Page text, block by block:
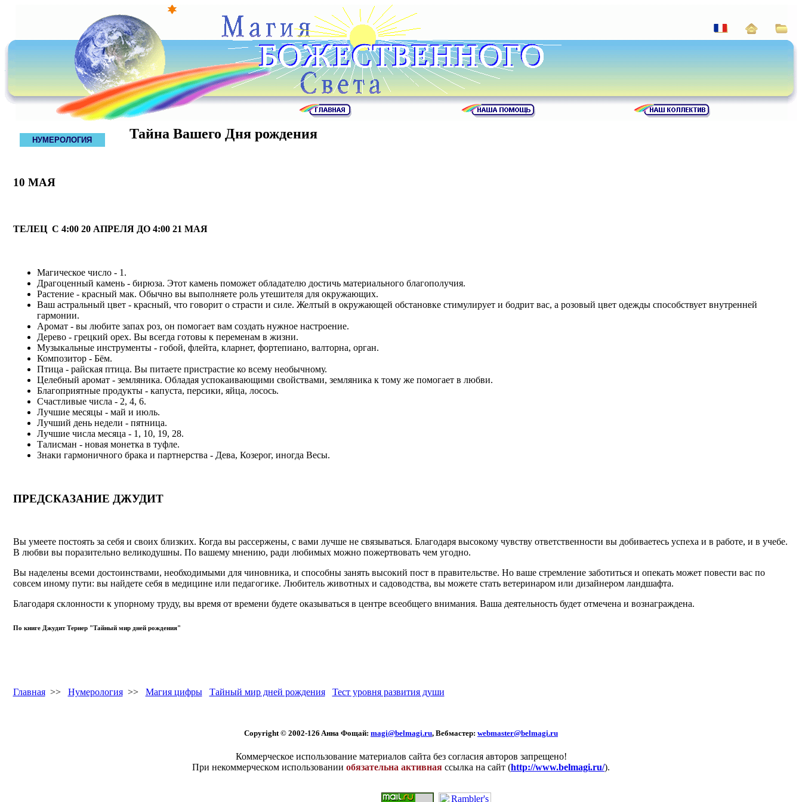
НУМЕРОЛОГИЯ Тайна Вашего Дня рождения
10 МАЯ
ТЕЛЕЦ С 4:00 20 АПРЕЛЯ ДО 4:00 21 МАЯ
Магическое число - 1.
Драгоценный камень - бирюза. Этот камень поможет обладателю достичь материального благополучия.
Растение - красный мак. Обычно вы выполняете роль утешителя для окружающих.
Ваш астральный цвет - красный, что говорит о страсти и силе. Желтый в окружающей обстановке стимулирует и бодрит вас, а розовый цвет одежды способствует внутренней
гармонии.
Аромат - вы любите запах роз, он помогает вам создать нужное настроение.
Дерево - грецкий орех. Вы всегда готовы к переменам в жизни.
Музыкальные инструменты - гобой, флейта, кларнет, фортепиано, валторна, орган.
Композитор - Бём.
Птица - райская птица. Вы питаете пристрастие ко всему необычному.
Целебный аромат - земляника. Обладая успокаивающими свойствами, земляника к тому же помогает в любви.
Благоприятные продукты - капуста, персики, яйца, лосось.
Счастливые числа - 2, 4, 6.
Лучшие месяцы - май и июль.
Лучший день недели - пятница.
Лучшие числа месяца - 1, 10, 19, 28.
Талисман - новая монетка в туфле.
Знаки гармоничного брака и партнерства - Дева, Козерог, иногда Весы.
ПРЕДСКАЗАНИЕ ДЖУДИТ
Вы умеете постоять за себя и своих близких. Когда вы рассержены, с вами лучше не связываться. Благодаря высокому чувству ответственности вы добиваетесь успеха и в работе, и в учебе.
В любви вы поразительно великодушны. По вашему мнению, ради любимых можно пожертвовать чем угодно.
Вы наделены всеми достоинствами, необходимыми для чиновника, и способны занять высокий пост в правительстве. Но ваше стремление заботиться и опекать может повести вас по
совсем иному пути: вы найдете себя в медицине или педагогике. Любитель животных и садоводства, вы можете стать ветеринаром или дизайнером ландшафта.
Благодаря склонности к упорному труду, вы время от времени будете оказываться в центре всеобщего внимания. Ваша деятельность будет отмечена и вознаграждена.
По книге Джудит Тернер "Тайный мир дней рождения"
Главная>> Нумерология>> Магия цифры Тайный мир дней рождения Тест уровня развития души
Copyright © 2002-126 Aннa Фoщaй: magi@belmagi.ru, Вебмастер: webmaster@belmagi.ru
Коммерческое использование материалов сайта без согласия авторов запрещено!
При некоммерческом использовании обязательна активная ссылка на сайт (http://www.belmagi.ru/).